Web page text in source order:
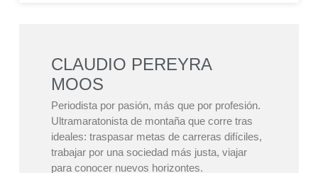
CLAUDIO PEREYRA
MOOS
Periodista por pasión, más que por profesión.
Ultramaratonista de montaña que corre tras
ideales: traspasar metas de carreras difíciles,
trabajar por una sociedad más justa, viajar
para conocer nuevos horizontes.